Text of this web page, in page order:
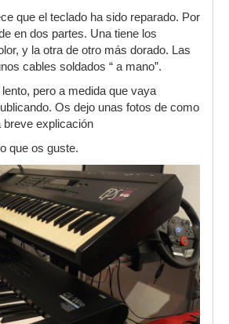
que el teclado ha sido reparado. Por
en dos partes. Una tiene los
y la otra de otro más dorado. Las
cables soldados “ a mano”.
pero a medida que vaya
Os dejo unas fotos de como
breve explicación
que os guste.